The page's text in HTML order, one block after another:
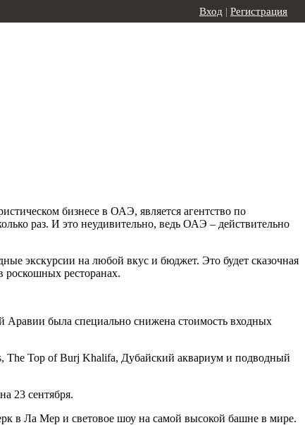
Вход | Регистрация
бизнесе в ОАЭ, является агентство по
раз. И это неудивительно, ведь ОАЭ – действительно
экскурсии на любой вкус и бюджет. Это будет сказочная
роскошных ресторанах.
Аравии была специально снижена стоимость входных
The Top of Burj Khalifa, Дубайский аквариум и подводный
23 сентября.
в Ла Мер и световое шоу на самой высокой башне в мире.